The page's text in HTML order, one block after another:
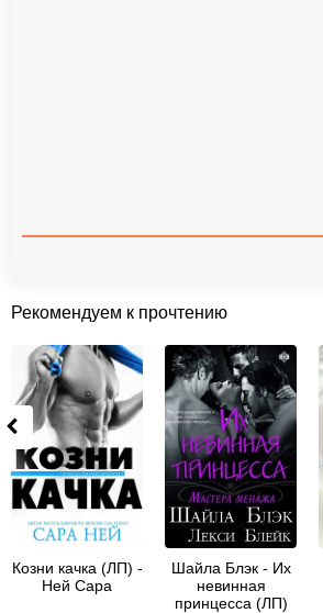
Рекомендуем к прочтению
Козни качка (ЛП) -
Ней Сара
Шайла Блэк - Их
невинная
принцесса (ЛП)